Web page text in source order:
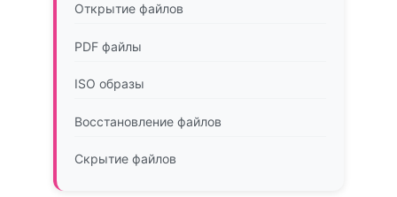
Открытие файлов
PDF файлы
ISO образы
Восстановление файлов
Скрытие файлов